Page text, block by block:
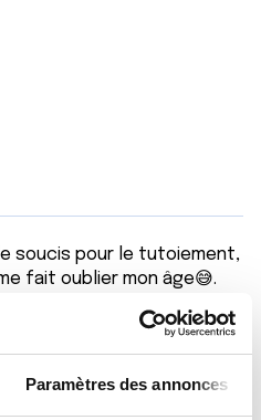
Paramètres des annonces
soucis pour le tutoiement,
fait oublier mon âge😅.
jours. J'ai juste remarqué
qui restent à nos